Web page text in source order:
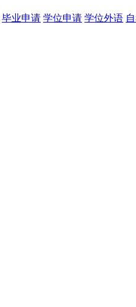
毕业申请 学位申请 学位外语